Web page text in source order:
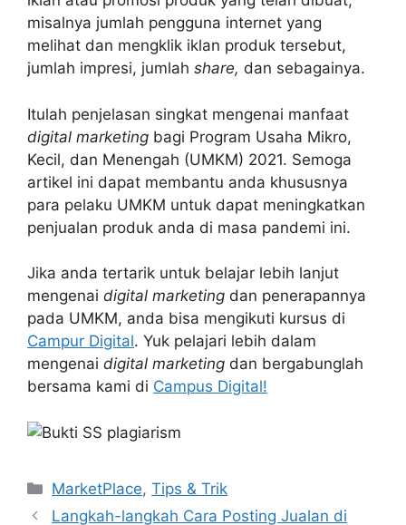
misalnya jumlah pengguna internet yang
melihat dan mengklik iklan produk tersebut,
jumlah impresi, jumlah share, dan sebagainya.
Itulah penjelasan singkat mengenai manfaat
digital marketing bagi Program Usaha Mikro,
Kecil, dan Menengah (UMKM) 2021. Semoga
artikel ini dapat membantu anda khususnya
para pelaku UMKM untuk dapat meningkatkan
penjualan produk anda di masa pandemi ini.
Jika anda tertarik untuk belajar lebih lanjut
mengenai digital marketing dan penerapannya
pada UMKM, anda bisa mengikuti kursus di
Campur Digital. Yuk pelajari lebih dalam
mengenai digital marketing dan bergabunglah
bersama kami di Campus Digital!
Kategori
MarketPlace,Tips & Trik
Langkah-langkah Cara Posting Jualan di